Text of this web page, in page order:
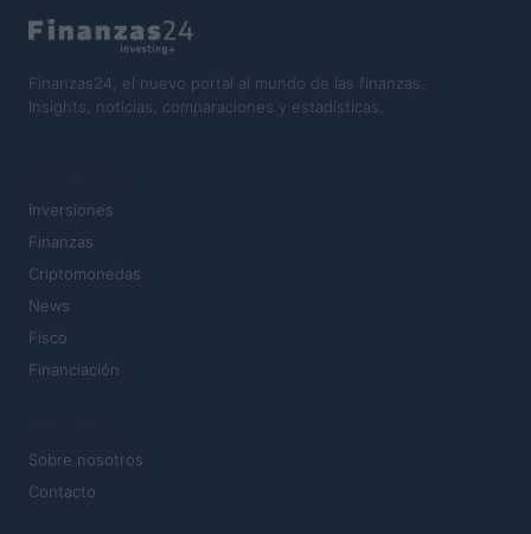
Finanzas24, el nuevo portal al mundo de las finanzas.
Insights, noticias, comparaciones y estadísticas.
Inversiones
Finanzas
Criptomonedas
News
Fisco
Financiación
Sobre nosotros
Contacto